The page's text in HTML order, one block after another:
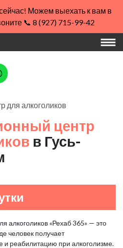
Можем выехать к вам в
📞 8 (927) 715-99-42
для алкоголиков
центр
в Гусь-
алкоголиков «Рехаб 365» — это
человек получает
реабилитацию при алкоголизме.